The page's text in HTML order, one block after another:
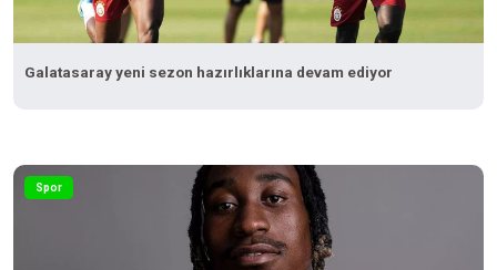
Galatasaray yeni sezon hazırlıklarına devam ediyor
Spor